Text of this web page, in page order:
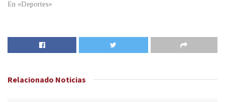
En «Deportes»
Relacionado Noticias